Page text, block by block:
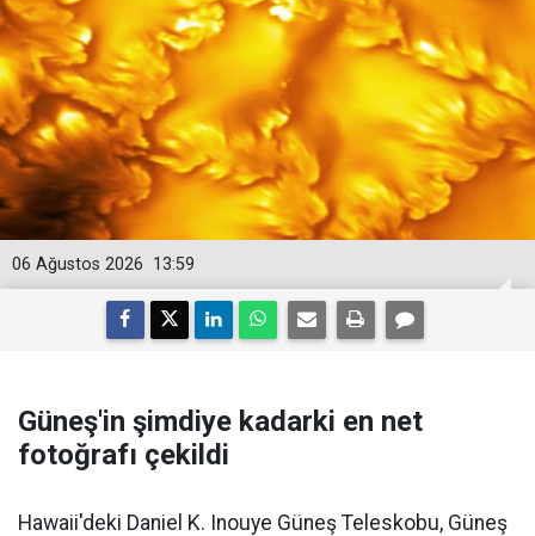
13:59
06 Ağustos 2026
Güneş'in şimdiye kadarki en net
fotoğrafı çekildi
Hawaii'deki Daniel K. Inouye Güneş Teleskobu, Güneş